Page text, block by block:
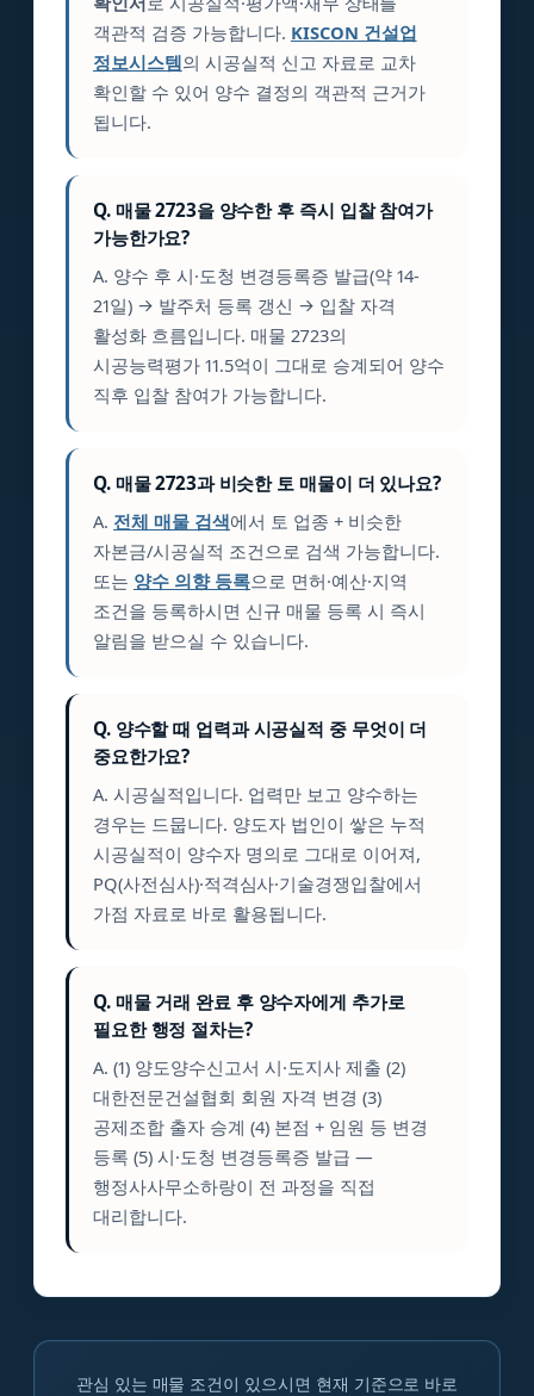
객관적 검증 가능합니다. KISCON 건설업
정보시스템의 시공실적 신고 자료로 교차
확인할 수 있어 양수 결정의 객관적 근거가
됩니다.
Q. 매물 2723을 양수한 후 즉시 입찰 참여가
가능한가요?
A. 양수 후 시·도청 변경등록증 발급(약 14-
21일) → 발주처 등록 갱신 → 입찰 자격
활성화 흐름입니다. 매물 2723의
시공능력평가 11.5억이 그대로 승계되어 양수
직후 입찰 참여가 가능합니다.
Q. 매물 2723과 비슷한 토 매물이 더 있나요?
A. 전체 매물 검색에서 토 업종 + 비슷한
자본금/시공실적 조건으로 검색 가능합니다.
또는 양수 의향 등록으로 면허·예산·지역
조건을 등록하시면 신규 매물 등록 시 즉시
알림을 받으실 수 있습니다.
Q. 양수할 때 업력과 시공실적 중 무엇이 더
중요한가요?
A. 시공실적입니다. 업력만 보고 양수하는
경우는 드뭅니다. 양도자 법인이 쌓은 누적
시공실적이 양수자 명의로 그대로 이어져,
PQ(사전심사)·적격심사·기술경쟁입찰에서
가점 자료로 바로 활용됩니다.
Q. 매물 거래 완료 후 양수자에게 추가로
필요한 행정 절차는?
A. (1) 양도양수신고서 시·도지사 제출 (2)
대한전문건설협회 회원 자격 변경 (3)
공제조합 출자 승계 (4) 본점 + 임원 등 변경
등록 (5) 시·도청 변경등록증 발급 —
행정사사무소하랑이 전 과정을 직접
대리합니다.
관심 있는 매물 조건이 있으시면 현재 기준으로 바로